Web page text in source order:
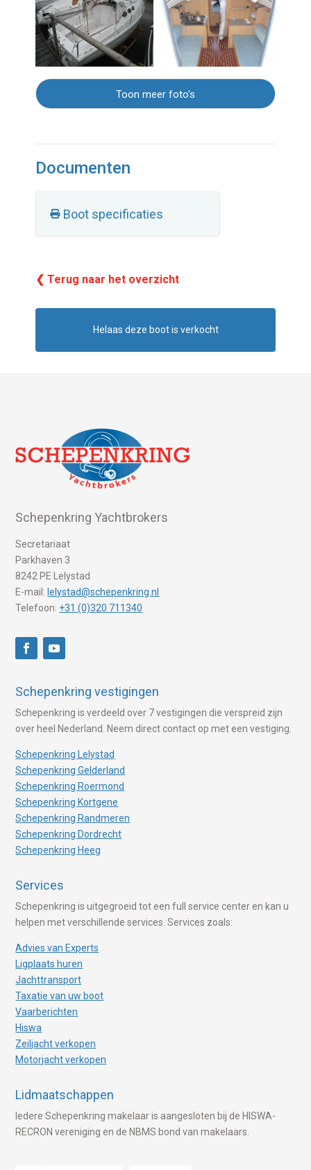
Toon meer foto's
Documenten
Boot specificaties
❮ Terug naar het overzicht
Helaas deze boot is verkocht
Schepenkring Yachtbrokers
Secretariaat
Parkhaven 3
8242 PE Lelystad
E-mail: lelystad@schepenkring.nl
Telefoon: +31 (0)320 711340
Schepenkring vestigingen
Schepenkring is verdeeld over 7 vestigingen die verspreid zijn
over heel Nederland. Neem direct contact op met een vestiging.
Schepenkring Lelystad
Schepenkring Gelderland
Schepenkring Roermond
Schepenkring Kortgene
Schepenkring Randmeren
Schepenkring Dordrecht
Schepenkring Heeg
Services
Schepenkring is uitgegroeid tot een full service center en kan u
helpen met verschillende services. Services zoals:
Advies van Experts
Ligplaats huren
Jachttransport
Taxatie van uw boot
Vaarberichten
Hiswa
Zeiljacht verkopen
Motorjacht verkopen
Lidmaatschappen
Iedere Schepenkring makelaar is aangesloten bij de HISWA-
RECRON vereniging en de NBMS bond van makelaars.